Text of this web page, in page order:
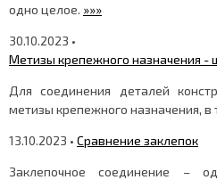
одно целое. »»»
30.10.2023 •
Метизы крепежного назначения -
Для соединения деталей
метизы крепежного назначения, в
13.10.2023 • Сравнение заклепок
Заклепочное соединение –